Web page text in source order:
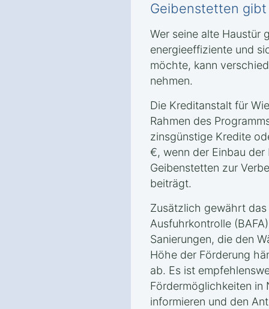
Geibenstetten
Wer seine alte Haustür
energieeffiziente und
möchte, kann
nehmen.
Die Kreditanstalt für
Rahmen des
zinsgünstige Kredite
€, wenn der Einbau
Geibenstetten zur
beiträgt.
Zusätzlich gewährt
Ausfuhrkontrolle
Sanierungen, die den
Höhe der Förderung
ab. Es ist
Fördermöglichkeiten in
informieren und den